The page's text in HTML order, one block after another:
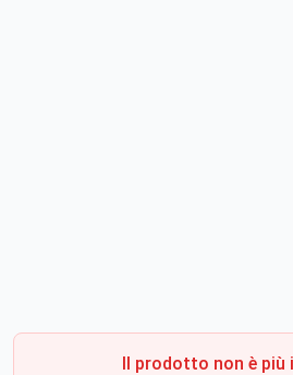
Il prodotto non è